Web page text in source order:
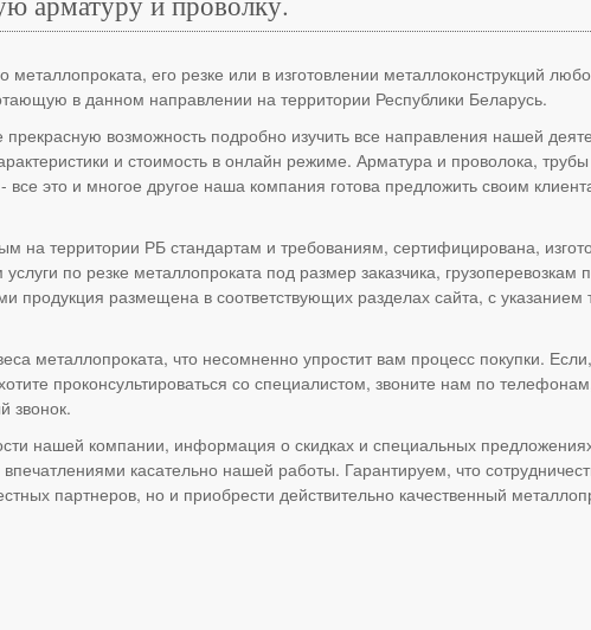
металлопроката, его резке или в изготовлении металлоконструкций
в данном направлении на территории Республики Беларусь.
возможность подробно изучить все направления нашей
и стоимость в онлайн режиме. Арматура и проволока,
все это и многое другое наша компания готова предложить своим
на территории РБ стандартам и требованиям, сертифицирована,
по резке металлопроката под размер заказчика,
размещена в соответствующих разделах сайта, с указанием
металлопроката, что несомненно упростит вам процесс покупки.
проконсультироваться со специалистом, звоните нам по
звонок.
нашей компании, информация о скидках и специальных
касательно нашей работы. Гарантируем, что
партнеров, но и приобрести действительно качественный